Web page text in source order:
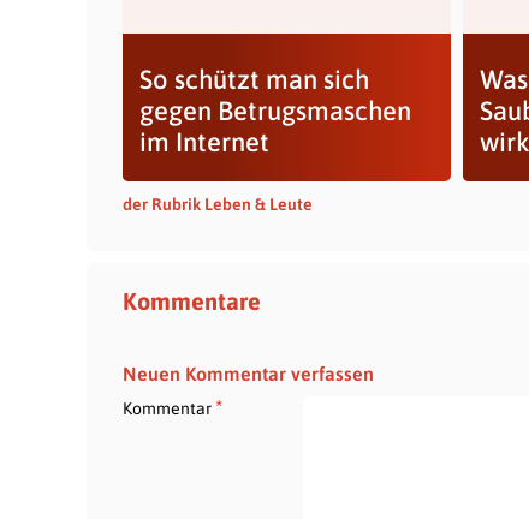
So schützt man sich
gegen Betrugsmaschen
im Internet
der Rubrik Leben & Leute
Kommentare
Neuen Kommentar verfassen
Kommentar*